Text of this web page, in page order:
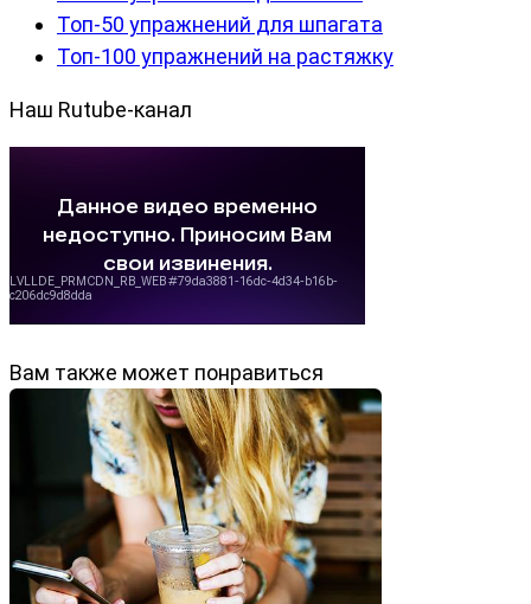
Топ-50 упражнений для шпагата
Топ-100 упражнений на растяжку
Наш Rutube-канал
Вам также может понравиться